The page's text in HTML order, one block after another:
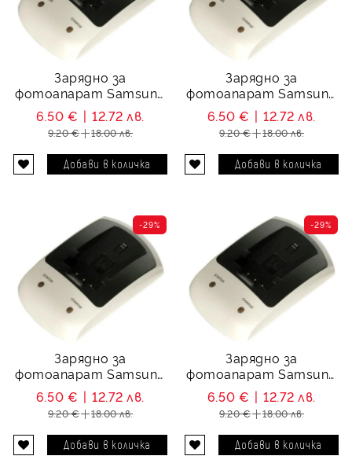
Зарядно за
фотоапарат Samsung
SLB-1137C
6.50 € 12.72 лв.
9.20 € 18.00 лв.
Зарядно за
фотоапарат Samsung
SLB-0837(B)
6.50 € 12.72 лв.
9.20 € 18.00 лв.
Зарядно за
фотоапарат Samsung
SB-LH82
-29%
6.50 € 12.72 лв.
9.20 € 18.00 лв.
Зарядно за
фотоапарат Samsung
IA-BP80W
-29%
6.50 € 12.72 лв.
9.20 € 18.00 лв.